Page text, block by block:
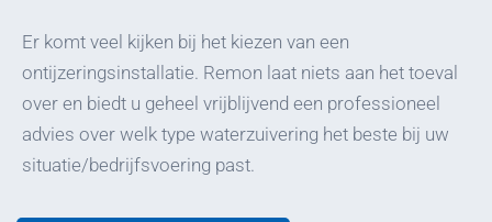
Er komt veel kijken bij het kiezen van een
ontijzeringsinstallatie. Remon laat niets aan het toeval
over en biedt u geheel vrijblijvend een professioneel
advies over welk type waterzuivering het beste bij uw
situatie/bedrijfsvoering past.